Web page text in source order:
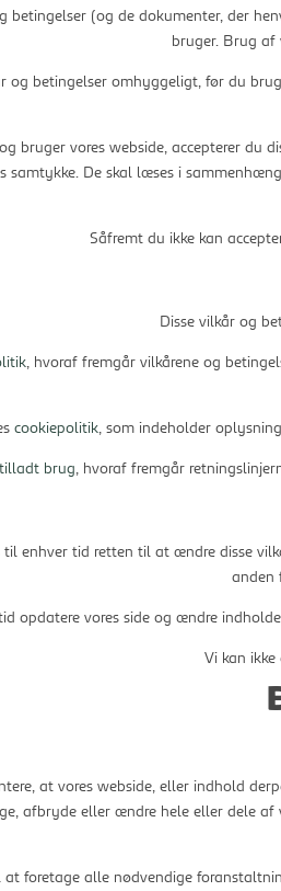
betingelser (og de dokumenter, der
bruger. Brug af
og betingelser omhyggeligt, før du
bruger vores webside, accepterer du
samtykke. De skal læses i
Såfremt du ikke kan
Disse vilkår og
, hvoraf fremgår vilkårene og
cookiepolitik, som indeholder
brug, hvoraf fremgår
enhver tid retten til at ændre disse
anden
opdatere vores side og ændre
Vi kan
at vores webside, eller indhold
afbryde eller ændre hele eller dele
foretage alle nødvendige